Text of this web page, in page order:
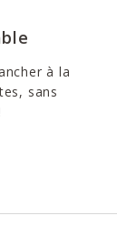
à la
sans